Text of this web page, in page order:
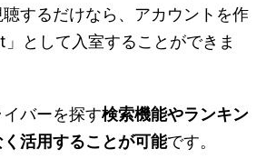
するだけなら、アカウントを作
」として入室することができま
バーを探す検索機能やランキン
活用することが可能です。